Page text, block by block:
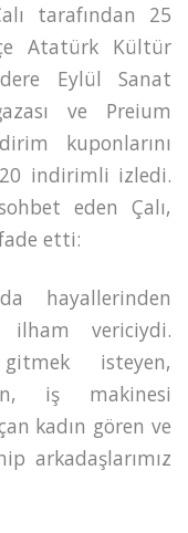
tarafından 25
Atatürk Kültür
Eylül Sanat
ve Preium
kuponlarını
indirimli izledi.
eden Çalı,
etti:
hayallerinden
ilham vericiydi.
isteyen,
iş makinesi
kadın gören ve
arkadaşlarımız